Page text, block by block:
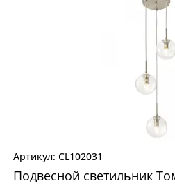
CL102031
Подвесной светильник